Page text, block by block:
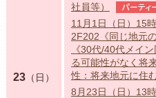
23（日）
社員等）
パーティ
11月1日（日）15
2F202《同じ地元
《30代/40代メイ
る可能性がなく
性：将来地元に住
8月23日（日）13